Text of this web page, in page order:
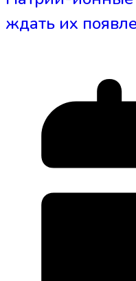
ждать их